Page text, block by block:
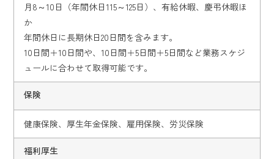
月8～10日（年間休日115～125日）、有給休暇、慶弔休暇ほ
か
年間休日に長期休日20日間を含みます。
10日間＋10日間や、10日間＋5日間＋5日間など業務スケジ
ュールに合わせて取得可能です。
保険
健康保険、厚生年金保険、雇用保険、労災保険
福利厚生